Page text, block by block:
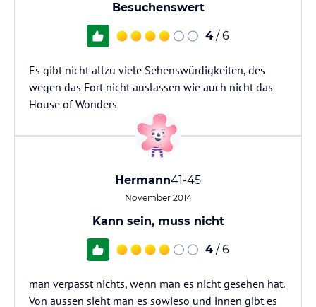
Besuchenswert
4 / 6
Es gibt nicht allzu viele Sehenswürdigkeiten, des
wegen das Fort nicht auslassen wie auch nicht das
House of Wonders
Hermann41-45
November 2014
Kann sein, muss nicht
4 / 6
man verpasst nichts, wenn man es nicht gesehen hat.
Von aussen sieht man es sowieso und innen gibt es